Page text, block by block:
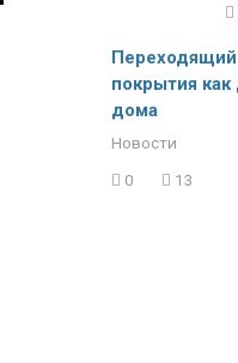
Переходящий
покрытия
дома
Новости
0
13